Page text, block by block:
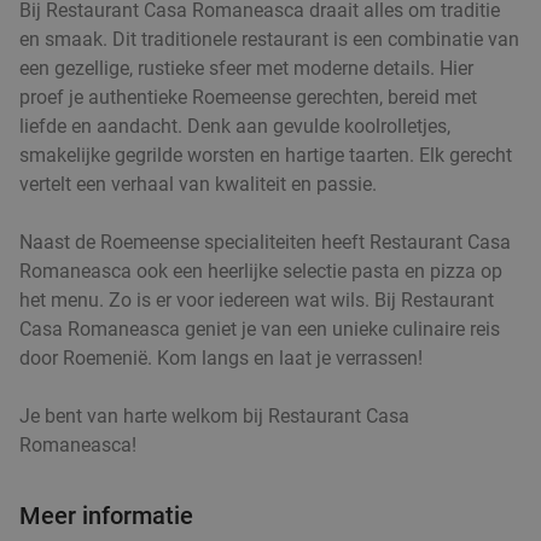
Vandaag
Morgen Za Zo Di
Wo
Trattoria Santa Maria
9.2star
Oirschot 15 min.directions_car
Verkocht: 200 Regulier €36
35%
Wandelarrangement incl. koffie/thee + gebak
+ lunch bij SNTZL. De Zwaan
Vandaag Morgen Za Zo Di
Wo
SNTZL. De Zwaan
Oirschot
Bij Restaurant Casa Romaneasca draait alles om traditie
en smaak. Dit traditionele restaurant is een combinatie van
een gezellige, rustieke sfeer met moderne details. Hier
proef je authentieke Roemeense gerechten, bereid met
liefde en aandacht. Denk aan gevulde koolrolletjes,
smakelijke gegrilde worsten en hartige taarten. Elk gerecht
vertelt een verhaal van kwaliteit en passie.
Naast de Roemeense specialiteiten heeft Restaurant Casa
Romaneasca ook een heerlijke selectie pasta en pizza op
het menu. Zo is er voor iedereen wat wils. Bij Restaurant
Casa Romaneasca geniet je van een unieke culinaire reis
door Roemenië. Kom langs en laat je verrassen!
Je bent van harte welkom bij Restaurant Casa
Romaneasca!
Meer informatie